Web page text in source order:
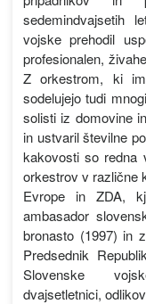
sedemindvajsetih
vojske prehodil
profesionalen,
Z orkestrom, ki
sodelujejo tudi
solisti iz domovine
in ustvaril številne
kakovosti so redna
orkestrov v različne
Evrope in ZDA,
ambasador
bronasto (1997) in
Predsednik
Slovenske
dvajsetletnici,